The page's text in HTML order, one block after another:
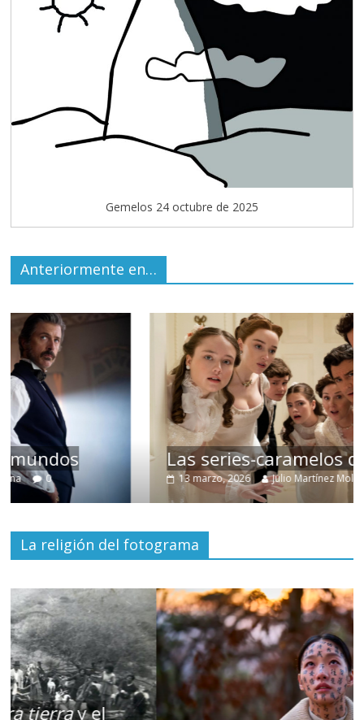
Gemelos 24 octubre de 2025
Anteriormente en…
Las series-caramelos de Shondaland
13 marzo, 2026 Julio Martínez Molina 0
La religión del fotograma